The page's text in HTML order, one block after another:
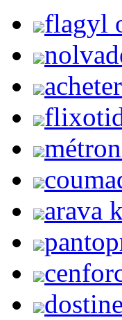
flagyl
arava